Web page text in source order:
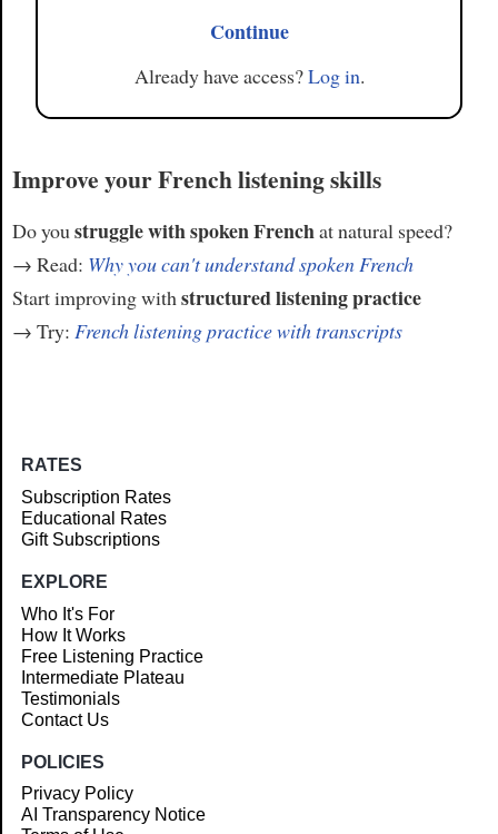
Continue
Already have access?Log in.
Improve your French listening skills
Do you struggle with spoken Frenchat natural speed?
→ Read: Why you can't understand spoken French
Start improving with structured listening practice
→ Try: French listening practice with transcripts
RATES
Subscription Rates
Educational Rates
Gift Subscriptions
EXPLORE
Who It's For
How It Works
Free Listening Practice
Intermediate Plateau
Testimonials
Contact Us
POLICIES
Privacy Policy
AI Transparency Notice